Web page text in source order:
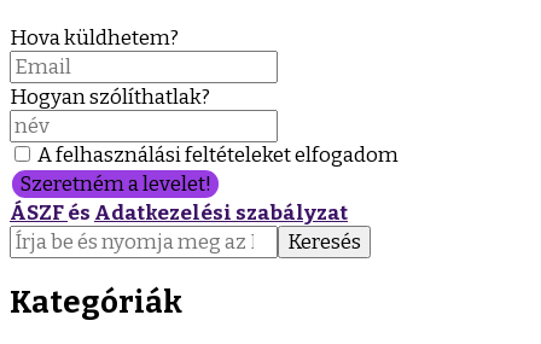
Hova küldhetem?
Hogyan szólíthatlak?
A felhasználási feltételeket elfogadom
Szeretném a levelet!
ÁSZFés Adatkezelési szabályzat
Keresés:
Kategóriák